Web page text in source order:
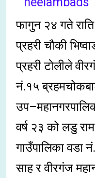
फागुन २४ गते
प्रहरी चौकी
प्रहरी टोलीले
नं.१५
वर्ष २३ को लडु
गाउँपालिका वडा
साह र वीरगंज